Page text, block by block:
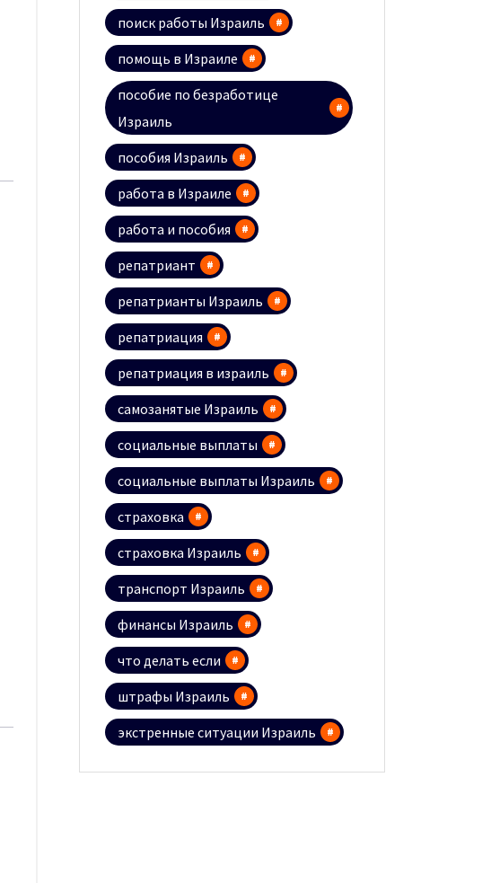
поиск работы Израиль
помощь в Израиле
пособие по безработице
Израиль
пособия Израиль
работа в Израиле
работа и пособия
репатриант
репатрианты Израиль
репатриация
репатриация в израиль
самозанятые Израиль
социальные выплаты
социальные выплаты Израиль
страховка
страховка Израиль
транспорт Израиль
финансы Израиль
что делать если
штрафы Израиль
экстренные ситуации Израиль